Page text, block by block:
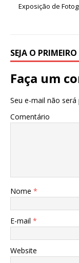
Exposição de
SEJA O
Faça um
Seu e-mail não será
Comentário
Nome *
E-mail *
Website